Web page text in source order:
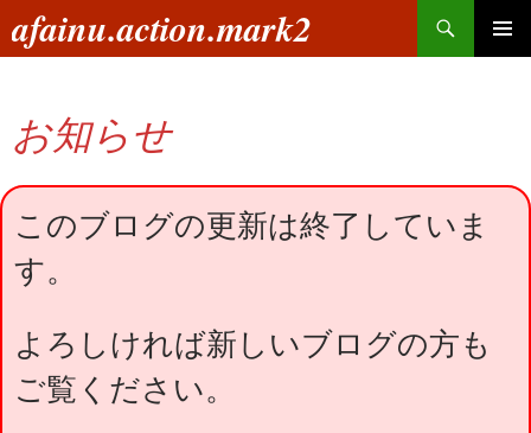
ン
へ
ス
キ
プ
afainu.action.mark2
索
お知らせ
このブログの更新は終了していま
す。
よろしければ新しいブログの方も
ご覧ください。